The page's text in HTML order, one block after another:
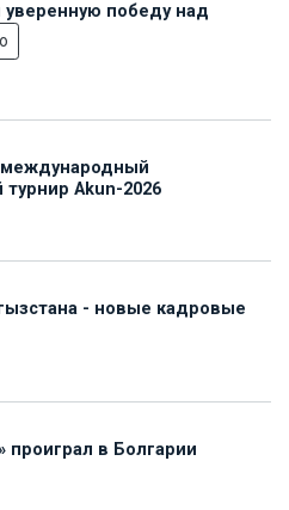
победу над
международный
Akun-2026
- новые кадровые
проиграл в Болгарии